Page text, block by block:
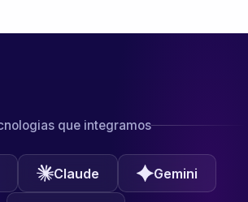
que integramos
Claude Gemini